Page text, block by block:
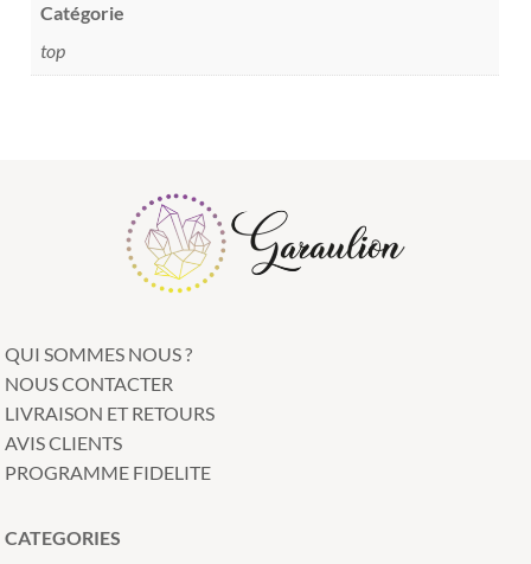
Catégorie
top
QUI SOMMES NOUS ?
NOUS CONTACTER
LIVRAISON ET RETOURS
AVIS CLIENTS
PROGRAMME FIDELITE
CATEGORIES